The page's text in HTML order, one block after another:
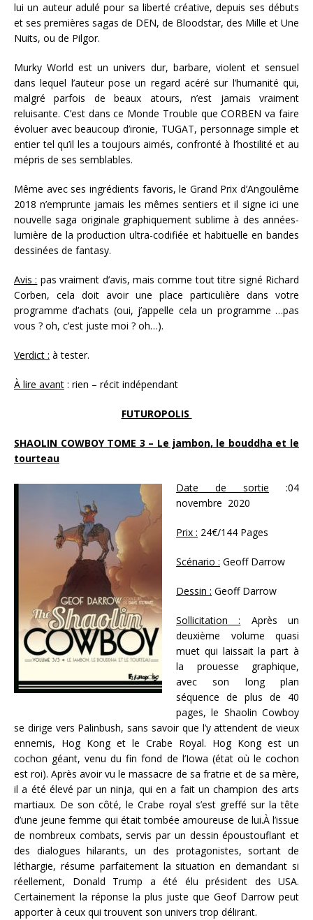
lui un auteur adulé pour sa liberté créative, depuis ses débuts
et ses premières sagas de DEN, de Bloodstar, des Mille et Une
Nuits, ou de Pilgor.
Murky World est un univers dur, barbare, violent et sensuel
dans lequel l’auteur pose un regard acéré sur l’humanité qui,
malgré parfois de beaux atours, n’est jamais vraiment
reluisante. C’est dans ce Monde Trouble que CORBEN va faire
évoluer avec beaucoup d’ironie, TUGAT, personnage simple et
entier tel qu’il les a toujours aimés, confronté à l’hostilité et au
mépris de ses semblables.
Même avec ses ingrédients favoris, le Grand Prix d’Angoulême
2018 n’emprunte jamais les mêmes sentiers et il signe ici une
nouvelle saga originale graphiquement sublime à des années-
lumière de la production ultra-codifiée et habituelle en bandes
dessinées de fantasy.
Avis : pas vraiment d’avis, mais comme tout titre signé Richard
Corben, cela doit avoir une place particulière dans votre
programme d’achats (oui, j’appelle cela un programme …pas
vous ? oh, c’est juste moi ? oh…).
Verdict : à tester.
À lire avant : rien – récit indépendant
FUTUROPOLIS
SHAOLIN COWBOY TOME 3 – Le jambon, le bouddha et le
tourteau
Date de sortie :04
novembre 2020
Prix : 24€/144 Pages
Scénario : Geoff Darrow
Dessin : Geoff Darrow
Sollicitation : Après un
deuxième volume quasi
muet qui laissait la part à
la prouesse graphique,
avec son long plan
séquence de plus de 40
pages, le Shaolin Cowboy
se dirige vers Palinbush, sans savoir que l’y attendent de vieux
ennemis, Hog Kong et le Crabe Royal. Hog Kong est un
cochon géant, venu du fin fond de l’Iowa (état où le cochon
est roi). Après avoir vu le massacre de sa fratrie et de sa mère,
il a été élevé par un ninja, qui en a fait un champion des arts
martiaux. De son côté, le Crabe royal s’est greffé sur la tête
d’une jeune femme qui était tombée amoureuse de lui.À l’issue
de nombreux combats, servis par un dessin époustouflant et
des dialogues hilarants, un des protagonistes, sortant de
léthargie, résume parfaitement la situation en demandant si
réellement, Donald Trump a été élu président des USA.
Certainement la réponse la plus juste que Geof Darrow peut
apporter à ceux qui trouvent son univers trop délirant.